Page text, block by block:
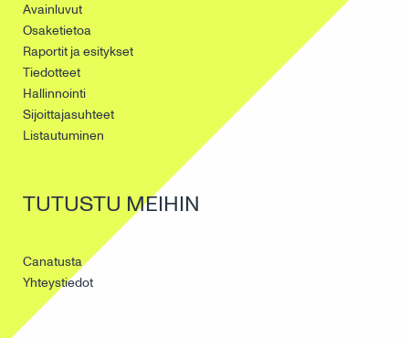
Avainluvut
Osaketietoa
Raportit ja esitykset
Tiedotteet
Hallinnointi
Sijoittajasuhteet
Listautuminen
TUTUSTU MEIHIN
Canatusta
Yhteystiedot